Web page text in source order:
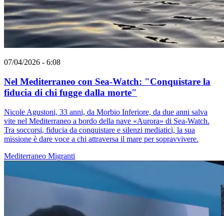
07/04/2026 - 6:08
Nel Mediterraneo con Sea-Watch: "Conquistare la
fiducia di chi fugge dalla morte"
Nicole Agustoni, 33 anni, da Morbio Inferiore, da due anni salva
vite nel Mediterraneo a bordo della nave «Aurora» di Sea-Watch.
Tra soccorsi, fiducia da conquistare e silenzi mediatici, la sua
missione è dare voce a chi attraversa il mare per sopravvivere.
Mediterraneo Migranti